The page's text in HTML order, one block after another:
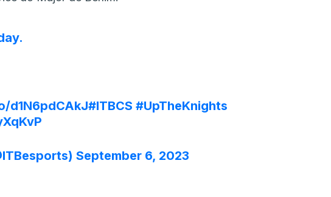
d1N6pdCAkJ#ITBCS #UpTheKnights
September 6, 2023